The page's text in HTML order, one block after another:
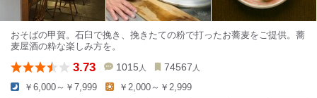
おそばの甲賀。石臼で挽き、挽きたての粉で打ったお蕎麦をご提供。蕎
麦屋酒の粋な楽しみ方を。
3.73 1015 人 74567 人
￥6,000～￥7,999 ￥2,000～￥2,999